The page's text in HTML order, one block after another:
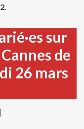
sur
de
26 mars